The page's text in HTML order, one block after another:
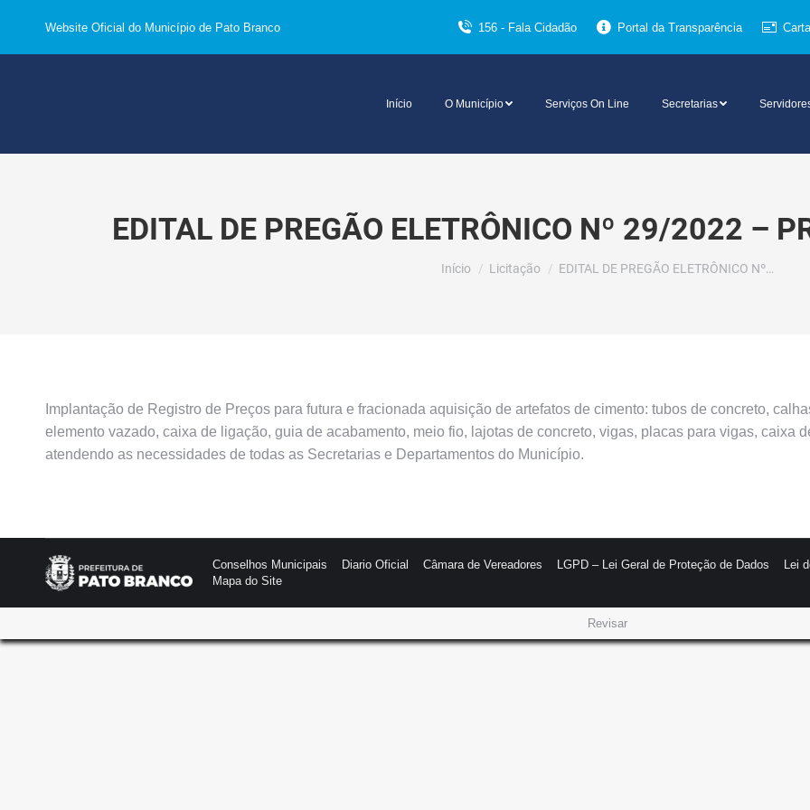
Website Oficial do Município de Pato Branco 156 - Fala Cidadão Portal da Transparência
Início O Município Serviços On Line Secretarias
EDITAL DE PREGÃO ELETRÔNICO Nº 29/2022 –
Você está aqui:
Início Licitação EDITAL DE PREGÃO ELETRÔNICO Nº…
Implantação de Registro de Preços para futura e fracionada aquisição de artefatos de cimento: tubos de concreto,
elemento vazado, caixa de ligação, guia de acabamento, meio fio, lajotas de concreto, vigas, placas para vigas, caixa
atendendo as necessidades de todas as Secretarias e Departamentos do Município.
Conselhos Municipais Diario Oficial Câmara de Vereadores LGPD – Lei Geral de Proteção de Dados Lei
Mapa do Site
Revisar